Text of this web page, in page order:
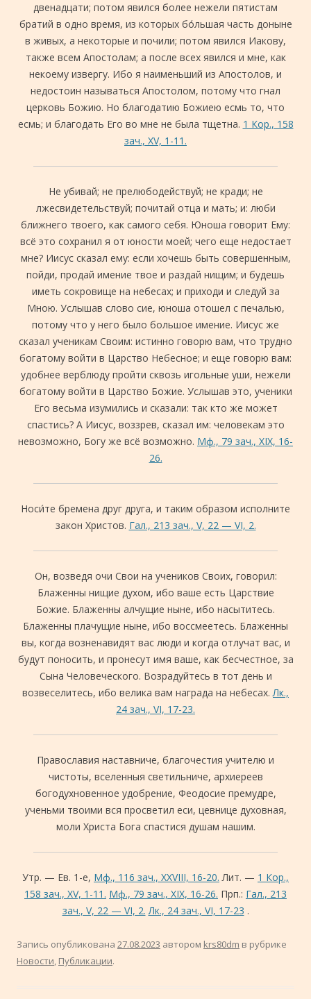
двенадцати; потом явился более нежели пятистам
братий в одно время, из которых бо́льшая часть доныне
в живых, а некоторые и почили; потом явился Иакову,
также всем Апостолам; а после всех явился и мне, как
некоему извергу. Ибо я наименьший из Апостолов, и
недостоин называться Апостолом, потому что гнал
церковь Божию. Но благодатию Божиею есмь то, что
есмь; и благодать Его во мне не была тщетна. 1 Кор., 158
зач., XV, 1-11.
Не убивай; не прелюбодействуй; не кради; не
лжесвидетельствуй; почитай отца и мать; и: люби
ближнего твоего, как самого себя. Юноша говорит Ему:
всё это сохранил я от юности моей; чего еще недостает
мне? Иисус сказал ему: если хочешь быть совершенным,
пойди, продай имение твое и раздай нищим; и будешь
иметь сокровище на небесах; и приходи и следуй за
Мною. Услышав слово сие, юноша отошел с печалью,
потому что у него было большое имение. Иисус же
сказал ученикам Своим: истинно говорю вам, что трудно
богатому войти в Царство Небесное; и еще говорю вам:
удобнее верблюду пройти сквозь игольные уши, нежели
богатому войти в Царство Божие. Услышав это, ученики
Его весьма изумились и сказали: так кто же может
спастись? А Иисус, воззрев, сказал им: человекам это
невозможно, Богу же всё возможно. Мф., 79 зач., XIX, 16-
26.
Носи́те бремена друг друга, и таким образом исполните
закон Христов. Гал., 213 зач., V, 22 — VI, 2.
Он, возведя очи Свои на учеников Своих, говорил:
Блаженны нищие духом, ибо ваше есть Царствие
Божие. Блаженны алчущие ныне, ибо насытитесь.
Блаженны плачущие ныне, ибо воссмеетесь. Блаженны
вы, когда возненавидят вас люди и когда отлучат вас, и
будут поносить, и пронесут имя ваше, как бесчестное, за
Сына Человеческого. Возрадуйтесь в тот день и
возвеселитесь, ибо велика вам награда на небесах.Лк.,
24 зач., VI, 17-23.
Православия наставниче, благочестия учителю и
чистоты, вселенныя светильниче, архиереев
богодухновенное удобрение, Феодосие премудре,
ученьми твоими вся просветил еси, цевнице духовная,
моли Христа Бога спастися душам нашим.
Утр. — Ев. 1-е, Мф., 116 зач., XXVIII, 16-20. Лит. — 1 Кор.,
158 зач., XV, 1-11. Мф., 79 зач., XIX, 16-26. Прп.: Гал., 213
зач., V, 22 — VI, 2. Лк., 24 зач., VI, 17-23 .
Запись опубликована 27.08.2023 автором krs80dm в рубрике
Новости, Публикации.